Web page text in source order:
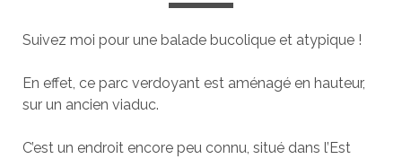
Suivez moi pour une balade bucolique et atypique !
En effet, ce parc verdoyant est aménagé en hauteur,
sur un ancien viaduc.
C’est un endroit encore peu connu, situé dans l’Est